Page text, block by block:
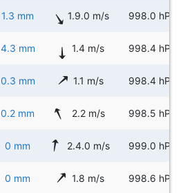
1.3 mm 1.9.0 m/s 998.0 hPa
4.3 mm 1.4 m/s 998.4 hPa
0.3 mm 1.1 m/s 998.4 hPa
0.2 mm 2.2 m/s 998.5 hPa
0 mm 2.4.0 m/s 999.0 hPa
0 mm 1.8 m/s 998.6 hPa